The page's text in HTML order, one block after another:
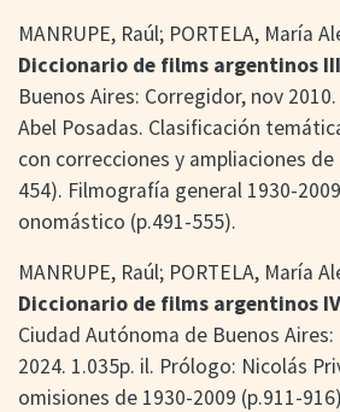
MANRUPE, Raúl; PORTELA, María
Diccionario de films argentinos III
Buenos Aires: Corregidor, nov
Abel Posadas. Clasificación
con correcciones y ampliaciones de
454). Filmografía general 1930-
onomástico (p.491-555).
MANRUPE, Raúl; PORTELA, María
Diccionario de films argentinos IV
Ciudad Autónoma de Buenos
2024. 1.035p. il. Prólogo: Nicolás
omisiones de 1930-2009 (p.911-